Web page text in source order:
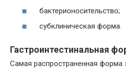
бактерионосительство;
субклиническая форма.
Гастроинтестинальная
Самая распространенная форма